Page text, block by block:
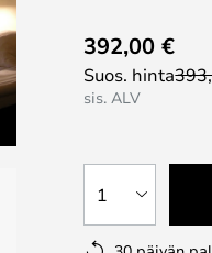
392,00 €
Suos. hinta
sis. ALV
1